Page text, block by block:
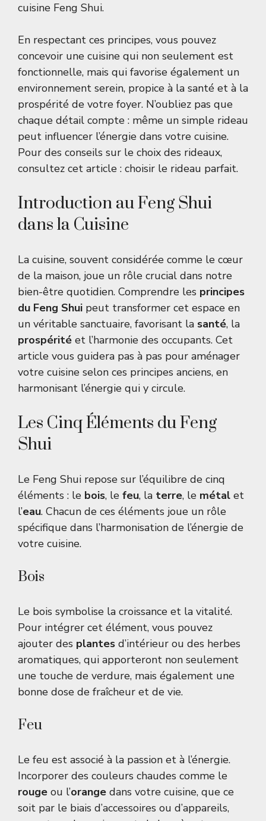
cuisine Feng Shui.
En respectant ces principes, vous pouvez
concevoir une cuisine qui non seulement est
fonctionnelle, mais qui favorise également un
environnement serein, propice à la santé et à la
prospérité de votre foyer. N’oubliez pas que
chaque détail compte : même un simple rideau
peut influencer l’énergie dans votre cuisine.
Pour des conseils sur le choix des rideaux,
consultez cet article : choisir le rideau parfait.
Introduction au Feng Shui
dans la Cuisine
La cuisine, souvent considérée comme le cœur
de la maison, joue un rôle crucial dans notre
bien-être quotidien. Comprendre les principes
du Feng Shui peut transformer cet espace en
un véritable sanctuaire, favorisant la santé, la
prospérité et l’harmonie des occupants. Cet
article vous guidera pas à pas pour aménager
votre cuisine selon ces principes anciens, en
harmonisant l’énergie qui y circule.
Les Cinq Éléments du Feng
Shui
Le Feng Shui repose sur l’équilibre de cinq
éléments : le bois, le feu, la terre, le métal et
l’eau. Chacun de ces éléments joue un rôle
spécifique dans l’harmonisation de l’énergie de
votre cuisine.
Bois
Le bois symbolise la croissance et la vitalité.
Pour intégrer cet élément, vous pouvez
ajouter des plantes d’intérieur ou des herbes
aromatiques, qui apporteront non seulement
une touche de verdure, mais également une
bonne dose de fraîcheur et de vie.
Feu
Le feu est associé à la passion et à l’énergie.
Incorporer des couleurs chaudes comme le
rouge ou l’orange dans votre cuisine, que ce
soit par le biais d’accessoires ou d’appareils,